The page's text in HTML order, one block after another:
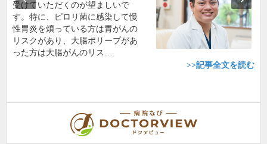
受けていただくのが望ましいで
す。特に、ピロリ菌に感染して慢
性胃炎を煩っている方は胃がんの
リスクがあり、大腸ポリープがあ
った方は大腸がんのリス…
>>記事全文を読む